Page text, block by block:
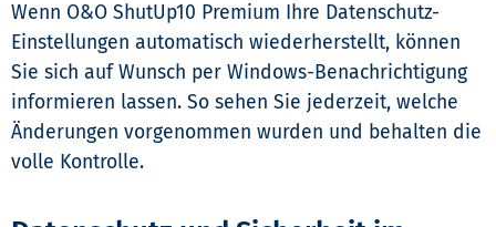
Wenn O&O ShutUp10 Premium Ihre Datenschutz-
Einstellungen automatisch wiederherstellt, können
Sie sich auf Wunsch per Windows-Benachrichtigung
informieren lassen. So sehen Sie jederzeit, welche
Änderungen vorgenommen wurden und behalten die
volle Kontrolle.